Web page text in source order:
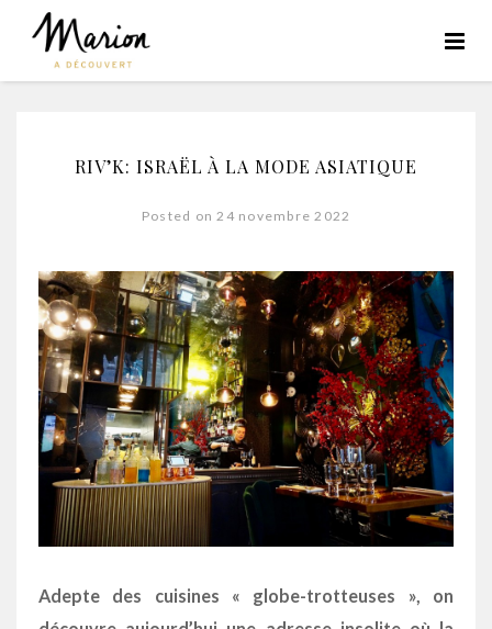
RIV’K: ISRAËL À LA MODE ASIATIQUE
Posted on 24 novembre 2022
Adepte des cuisines « globe-trotteuses », on